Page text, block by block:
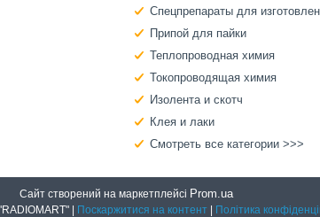
Спецпрепараты для
Припой для пайки
Теплопроводная химия
Токопроводящая химия
Изолента и скотч
Клея и лаки
Смотреть все категории >>>
Сайт створений на маркетплейсі Prom.ua
Поскаржитися на контент Політика